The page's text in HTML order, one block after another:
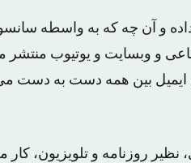
و آن چه که به واسطه
و وبسایت و یوتیوب منتشر
ایمیل بین همه دست به دست
روزنامه و تلویزیون، کار